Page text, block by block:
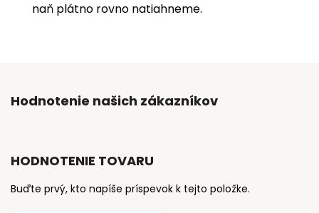
naň plátno rovno natiahneme.
Hodnotenie našich zákazníkov
HODNOTENIE TOVARU
Buďte prvý, kto napíše príspevok k tejto položke.